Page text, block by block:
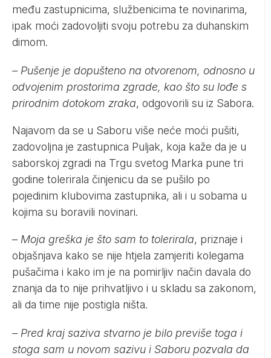
među zastupnicima, službenicima te novinarima,
ipak moći zadovoljiti svoju potrebu za duhanskim
dimom.
– Pušenje je dopušteno na otvorenom, odnosno u
odvojenim prostorima zgrade, kao što su lođe s
prirodnim dotokom zraka, odgovorili su iz Sabora.
Najavom da se u Saboru više neće moći pušiti,
zadovoljna je zastupnica Puljak, koja kaže da je u
saborskoj zgradi na Trgu svetog Marka pune tri
godine tolerirala činjenicu da se pušilo po
pojedinim klubovima zastupnika, ali i u sobama u
kojima su boravili novinari.
– Moja greška je što sam to tolerirala, priznaje i
objašnjava kako se nije htjela zamjeriti kolegama
pušačima i kako im je na pomirljiv način davala do
znanja da to nije prihvatljivo i u skladu sa zakonom,
ali da time nije postigla ništa.
– Pred kraj saziva stvarno je bilo previše toga i
stoga sam u novom sazivu i Saboru pozvala da